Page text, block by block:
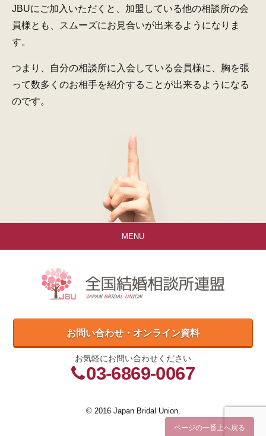
JBUにご加入いただくと、加盟している他の相談所の会
員様とも、 スムーズにお見合いが出来るようになりま
す。
つまり、自分の相談所に入会している会員様に、 胸を張
って数多くのお相手を紹介することが出来るようになる
のです。
ページの一番上へ戻る
MENU
お問い合わせ・オンライン資料
お気軽にお問い合わせください
03-6869-0067
© 2016 Japan Bridal Union.